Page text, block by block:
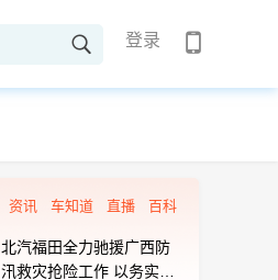
登录
资讯 车知道 直播 百科
北汽福田全力驰援广西防
汛救灾抢险工作 以务实行